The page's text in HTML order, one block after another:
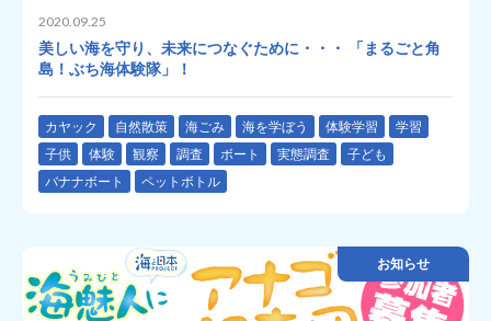
2020.09.25
美しい海を守り、未来につなぐために・・・ 「まるごと角
島！ぶち海体験隊」！
カヤック 自然散策 海ごみ 海を学ぼう 体験学習
学習
子供
体験 観察 調査 ボート 実態調査
子ども
バナナボート
ペットボトル
お知らせ